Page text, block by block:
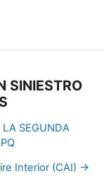
SINIESTRO
SEGUNDA
Interior (CAI) →